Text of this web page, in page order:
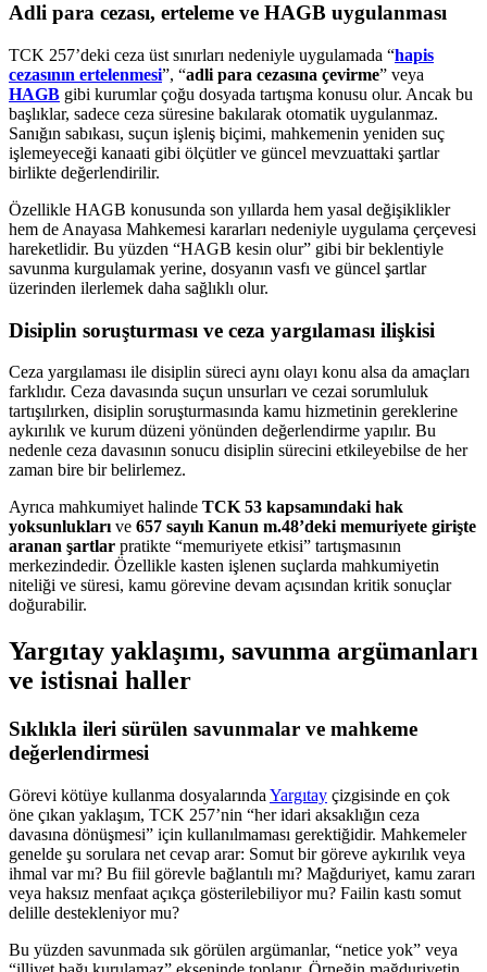
Adli para cezası, erteleme ve HAGB uygulanması
TCK 257’deki ceza üst sınırları nedeniyle uygulamada “hapis
cezasının ertelenmesi”, “adli para cezasına çevirme” veya
HAGB gibi kurumlar çoğu dosyada tartışma konusu olur. Ancak bu
başlıklar, sadece ceza süresine bakılarak otomatik uygulanmaz.
Sanığın sabıkası, suçun işleniş biçimi, mahkemenin yeniden suç
işlemeyeceği kanaati gibi ölçütler ve güncel mevzuattaki şartlar
birlikte değerlendirilir.
Özellikle HAGB konusunda son yıllarda hem yasal değişiklikler
hem de Anayasa Mahkemesi kararları nedeniyle uygulama çerçevesi
hareketlidir. Bu yüzden “HAGB kesin olur” gibi bir beklentiyle
savunma kurgulamak yerine, dosyanın vasfı ve güncel şartlar
üzerinden ilerlemek daha sağlıklı olur.
Disiplin soruşturması ve ceza yargılaması ilişkisi
Ceza yargılaması ile disiplin süreci aynı olayı konu alsa da amaçları
farklıdır. Ceza davasında suçun unsurları ve cezai sorumluluk
tartışılırken, disiplin soruşturmasında kamu hizmetinin gereklerine
aykırılık ve kurum düzeni yönünden değerlendirme yapılır. Bu
nedenle ceza davasının sonucu disiplin sürecini etkileyebilse de her
zaman bire bir belirlemez.
Ayrıca mahkumiyet halinde TCK 53 kapsamındaki hak
yoksunlukları ve 657 sayılı Kanun m.48’deki memuriyete girişte
aranan şartlar pratikte “memuriyete etkisi” tartışmasının
merkezindedir. Özellikle kasten işlenen suçlarda mahkumiyetin
niteliği ve süresi, kamu görevine devam açısından kritik sonuçlar
doğurabilir.
Yargıtay yaklaşımı, savunma argümanları
ve istisnai haller
Sıklıkla ileri sürülen savunmalar ve mahkeme
değerlendirmesi
Görevi kötüye kullanma dosyalarında Yargıtay çizgisinde en çok
öne çıkan yaklaşım, TCK 257’nin “her idari aksaklığın ceza
davasına dönüşmesi” için kullanılmaması gerektiğidir. Mahkemeler
genelde şu sorulara net cevap arar: Somut bir göreve aykırılık veya
ihmal var mı? Bu fiil görevle bağlantılı mı? Mağduriyet, kamu zararı
veya haksız menfaat açıkça gösterilebiliyor mu? Failin kastı somut
delille destekleniyor mu?
Bu yüzden savunmada sık görülen argümanlar, “netice yok” veya